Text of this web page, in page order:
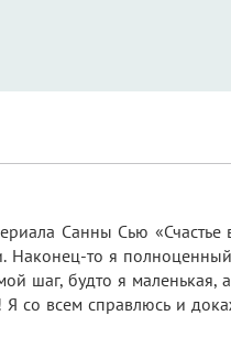
Санны Сью
Наконец-то я
шаг, будто я
со всем справлюсь и